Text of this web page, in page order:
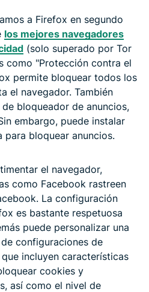
a Firefox en segundo
los mejores navegadores
(solo superado por Tor
como "Protección contra el
permite bloquear todos los
el navegador. También
bloqueador de anuncios,
embargo, puede instalar
para bloquear anuncios.
el navegador,
como Facebook rastreen
La configuración
es bastante respetuosa
puede personalizar una
configuraciones de
incluyen características
cookies y
así como el nivel de